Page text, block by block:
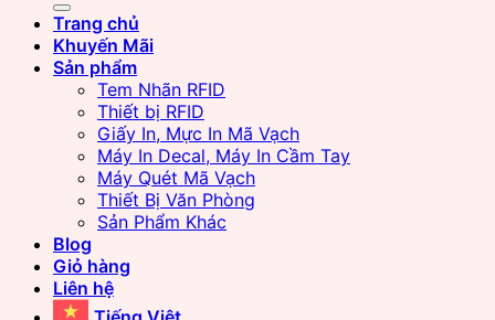
Trang chủ
Khuyến Mãi
Sản phẩm
Tem Nhãn RFID
Thiết bị RFID
Giấy In, Mực In Mã Vạch
Máy In Decal, Máy In Cầm Tay
Máy Quét Mã Vạch
Thiết Bị Văn Phòng
Sản Phẩm Khác
Blog
Giỏ hàng
Liên hệ